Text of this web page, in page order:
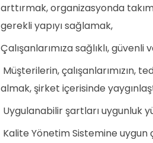
arttırmak, organizasyonda
gerekli yapıyı sağlamak,
Çalışanlarımıza sağlıklı,
Müşterilerin, çalışanlarımızın,
almak, şirket içerisinde
Uygulanabilir şartları uygunluk
Kalite Yönetim Sistemine uygun